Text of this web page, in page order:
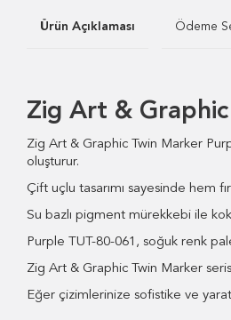
Ürün Açıklaması Ödeme
Zig Art &
Zig Art & Graphic Twin Marker
oluşturur.
Çift uçlu tasarımı sayesinde hem
Su bazlı pigment mürekkebi ile
Purple TUT-80-061, soğuk renk
Zig Art & Graphic Twin Marker
Eğer çizimlerinize sofistike ve